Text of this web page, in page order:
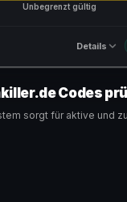
Unbegrenzt gültig
Details
Produkte
Codes
sorgt für aktive und